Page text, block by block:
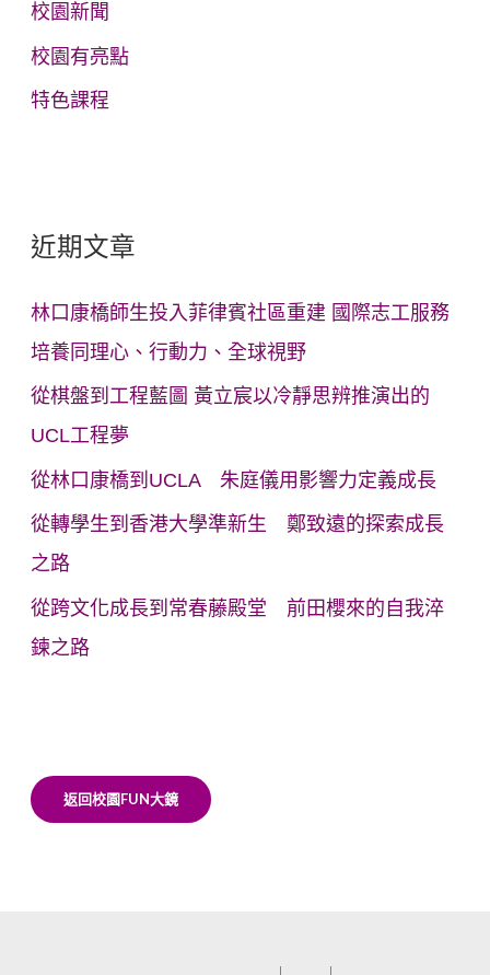
校園新聞
校園有亮點
特色課程
近期文章
林口康橋師生投入菲律賓社區重建 國際志工服務
培養同理心、行動力、全球視野
從棋盤到工程藍圖 黃立宸以冷靜思辨推演出的
UCL工程夢
從林口康橋到UCLA 朱庭儀用影響力定義成長
從轉學生到香港大學準新生 鄭致遠的探索成長
之路
從跨文化成長到常春藤殿堂 前田櫻來的自我淬
鍊之路
返回校園FUN大鏡